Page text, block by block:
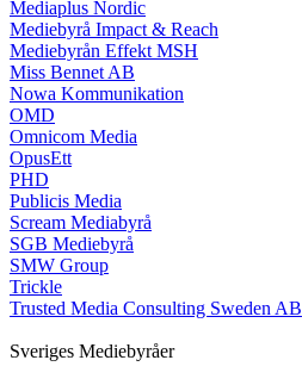
Mediaplus Nordic
Mediebyrå Impact & Reach
Mediebyrån Effekt MSH
Miss Bennet AB
Nowa Kommunikation
OMD
Omnicom Media
OpusEtt
PHD
Publicis Media
Scream Mediabyrå
SGB Mediebyrå
SMW Group
Trickle
Trusted Media Consulting Sweden AB
Sveriges Mediebyråer